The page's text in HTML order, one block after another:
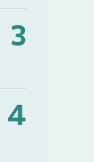
3
4